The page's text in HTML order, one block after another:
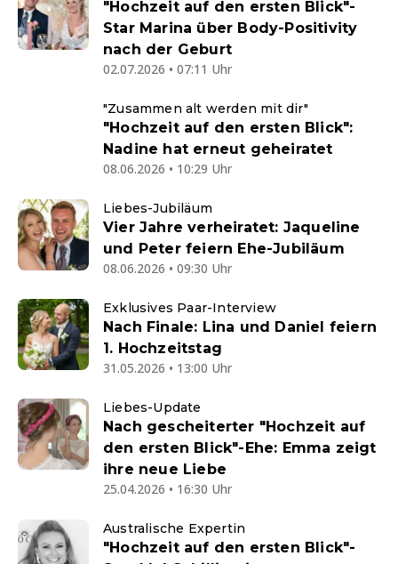
"Hochzeit auf den ersten Blick"-
Star Marina über Body-Positivity
nach der Geburt
02.07.2026 • 07:11 Uhr
"Zusammen alt werden mit dir"
"Hochzeit auf den ersten Blick":
Nadine hat erneut geheiratet
08.06.2026 • 10:29 Uhr
Liebes-Jubiläum
Vier Jahre verheiratet: Jaqueline
und Peter feiern Ehe-Jubiläum
08.06.2026 • 09:30 Uhr
Exklusives Paar-Interview
Nach Finale: Lina und Daniel feiern
1. Hochzeitstag
31.05.2026 • 13:00 Uhr
Liebes-Update
Nach gescheiterter "Hochzeit auf
den ersten Blick"-Ehe: Emma zeigt
ihre neue Liebe
25.04.2026 • 16:30 Uhr
Australische Expertin
"Hochzeit auf den ersten Blick"-